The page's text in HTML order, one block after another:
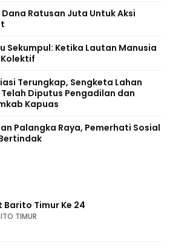
Ratusan Juta Untuk Aksi
Sekumpul: Ketika Lautan Manusia
Terungkap, Sengketa Lahan
Diputus Pengadilan dan
Kapuas
Palangka Raya, Pemerhati Sosial
Barito Timur Ke 24
TIMUR